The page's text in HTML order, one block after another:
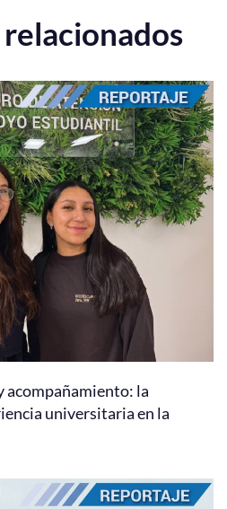
acompañamiento: la
universitaria en la